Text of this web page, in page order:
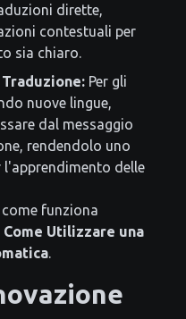
dirette,
contestuali per
sia chiaro.
Per gli
nuove lingue,
dal messaggio
rendendolo uno
l'apprendimento delle
funziona
Come Utilizzare una